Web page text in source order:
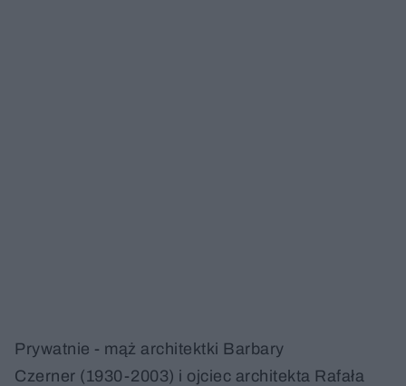
Prywatnie - mąż architektki Barbary
Czerner (1930-2003) i ojciec architekta Rafała